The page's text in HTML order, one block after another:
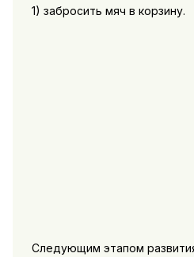
1) забросить мяч в корзину.
Следующим этапом